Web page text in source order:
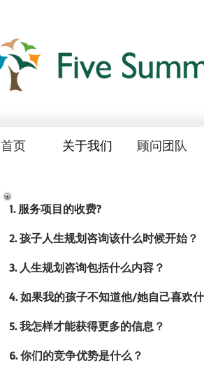
首页 关于我们 顾问团队
1. 服务项目的收费?
2.孩子人生规划咨询该什么时候开始？
3. 人生规划咨询包括什么内容？
4.如果我的孩子不知道他/她自己喜欢
5.我怎样才能获得更多的信息？
6.你们的竞争优势是什么？